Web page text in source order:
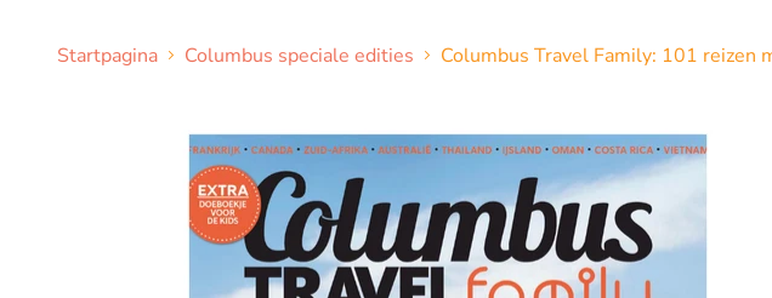
Startpagina Columbus speciale edities Columbus Travel Family: 101 reizen